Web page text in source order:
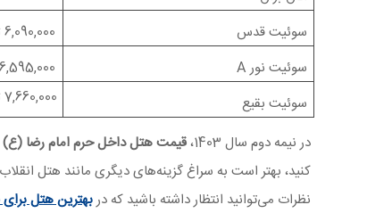
سوئیت قدس
سوئیت نور A
سوئیت بقیع
در نیمه دوم سال 1403،
قیمت هتل داخل حرم امام رضا (ع)
کنید، بهتر است به سراغ گزینه‌های دیگری مانند هتل
نظرات می‌توانید انتظار داشته باشید که دربهترین هتل